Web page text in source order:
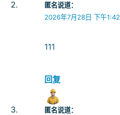
匿名说道：
2026年7月28日 下午1:42
111
回复
匿名说道：